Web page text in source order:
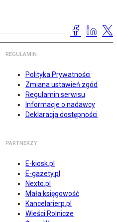
REGULAMIN
Polityka Prywatności
Zmiana ustawień zgód
Regulamin serwisu
Informacje o nadawcy
Deklaracja dostępności
PARTNERZY
E-kiosk.pl
E-gazety.pl
Nexto.pl
Mała księgowość
Kancelarierp.pl
Wieści Rolnicze